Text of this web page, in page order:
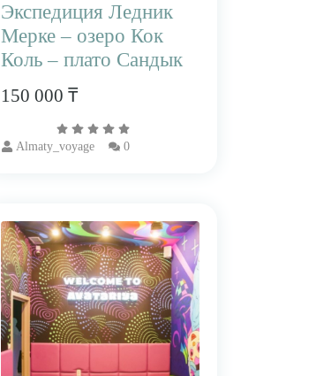
Экспедиция Ледник
Мерке – озеро Кок
Коль – плато Сандык
150 000 ₸
Almaty_voyage 0